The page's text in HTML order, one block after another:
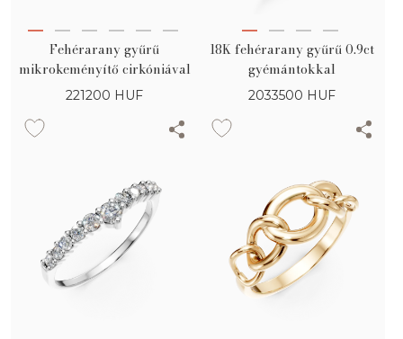
Fehérarany gyűrű
mikrokeményítő cirkóniával
221200 HUF
18K fehérarany gyűrű 0.9ct
gyémántokkal
2033500 HUF